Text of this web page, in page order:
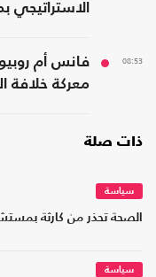
الاستراتيجي
08:53
فانس أم
معركة خلافة
ذات صلة
سياسة
الصحة تحذر من كارثة
سياسة